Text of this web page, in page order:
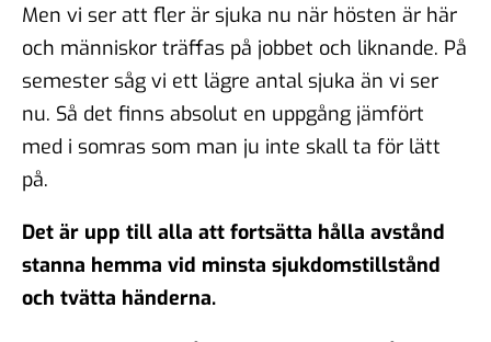
Men vi ser att fler är sjuka nu när hösten är här
och människor träffas på jobbet och liknande. På
semester såg vi ett lägre antal sjuka än vi ser
nu. Så det finns absolut en uppgång jämfört
med i somras som man ju inte skall ta för lätt
på.
Det är upp till alla att fortsätta hålla avstånd
stanna hemma vid minsta sjukdomstillstånd
och tvätta händerna.